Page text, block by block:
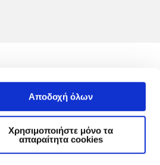
Αποδοχή όλων
Χρησιμοποιήστε μόνο τα
απαραίτητα cookies